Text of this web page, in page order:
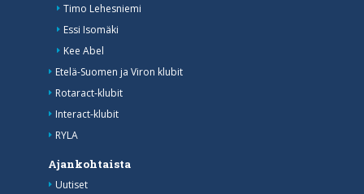
Timo Lehesniemi
Essi Isomäki
Kee Abel
Etelä-Suomen ja Viron klubit
Rotaract-klubit
Interact-klubit
RYLA
Ajankohtaista
Uutiset